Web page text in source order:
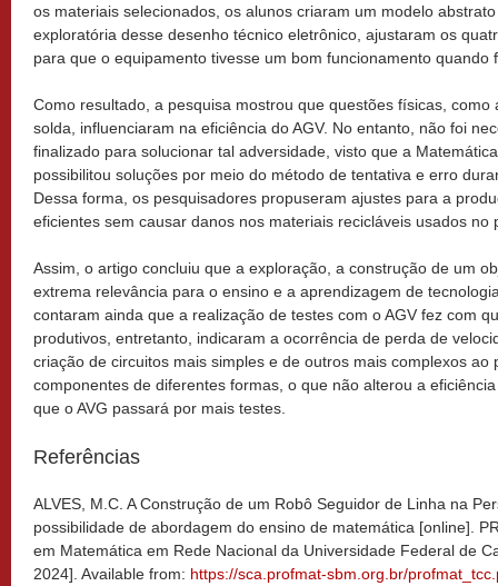
os materiais selecionados, os alunos criaram um modelo
exploratória desse desenho técnico eletrônico, ajustaram os
para que o equipamento tivesse um bom funcionamento
Como resultado, a pesquisa mostrou que questões físicas,
solda, influenciaram na eficiência do AGV. No entanto, não foi
finalizado para solucionar tal adversidade, visto que a
possibilitou soluções por meio do método de tentativa e erro
Dessa forma, os pesquisadores propuseram ajustes para a
eficientes sem causar danos nos materiais recicláveis usados no
Assim, o artigo concluiu que a exploração, a construção de um
extrema relevância para o ensino e a aprendizagem de
contaram ainda que a realização de testes com o AGV fez com
produtivos, entretanto, indicaram a ocorrência de perda de
criação de circuitos mais simples e de outros mais complexos ao
componentes de diferentes formas, o que não alterou a
que o AVG passará por mais testes.
Referências
ALVES, M.C. A Construção de um Robô Seguidor de Linha na
possibilidade de abordagem do ensino de matemática [online].
em Matemática em Rede Nacional da Universidade Federal de
2024]. Available from: https://sca.profmat-sbm.org.br/